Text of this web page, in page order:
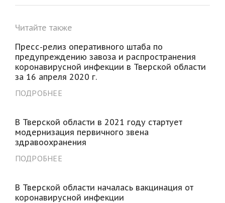
Читайте также
Пресс-релиз оперативного штаба по
предупреждению завоза и распространения
коронавирусной инфекции в Тверской области
за 16 апреля 2020 г.
ПОДРОБНЕЕ
В Тверской области в 2021 году стартует
модернизация первичного звена
здравоохранения
ПОДРОБНЕЕ
В Тверской области началась вакцинация от
коронавирусной инфекции